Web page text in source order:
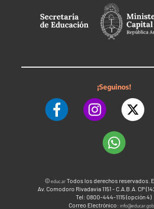
¡Seguinos!
©educ.arTodos los derechos reservados.
Av. Comodoro Rivadavia 1151 - C.A.B.A. CP
Tel: 0800-444-1115 (opción 4)
Correo Electrónico: